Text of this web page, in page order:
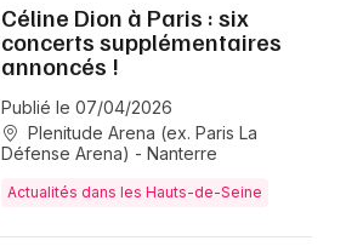
Céline Dion à Paris : six
concerts supplémentaires
annoncés !
Publié le 07/04/2026
Plenitude Arena (ex. Paris La
Défense Arena) - Nanterre
Actualités dans les Hauts-de-Seine